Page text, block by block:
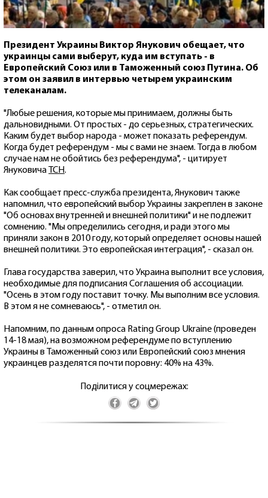
Президент Украины Виктор Янукович обещает, что
украинцы сами выберут, куда им вступать - в
Европейский Союз или в Таможенный союз Путина. Об
этом он заявил в интервью четырем украинским
телеканалам.
"Любые решения, которые мы принимаем, должны быть
дальновидными. От простых - до серьезных, стратегических.
Каким будет выбор народа - может показать референдум.
Когда будет референдум - мы с вами не знаем. Тогда в любом
случае нам не обойтись без референдума", - цитирует
Януковича ТСН.
Как сообщает пресс-служба президента, Янукович также
напомнил, что европейский выбор Украины закреплен в законе
"Об основах внутренней и внешней политики" и не подлежит
сомнению. "Мы определились сегодня, и ради этого мы
приняли закон в 2010 году, который определяет основы нашей
внешней политики. Это европейская интеграция", - сказал он.
Глава государства заверил, что Украина выполнит все условия,
необходимые для подписания Соглашения об ассоциации.
"Осень в этом году поставит точку. Мы выполним все условия.
В этом я не сомневаюсь", - отметил он.
Напомним, по данным опроса Rating Group Ukraine (проведен
14-18 мая), на возможном референдуме по вступлению
Украины в Таможенный союз или Европейский союз мнения
украинцев разделятся почти поровну: 40% на 43%.
Поділитися у соцмережах: